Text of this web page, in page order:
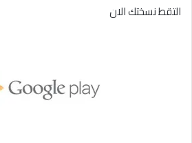
التقط نسختك الان